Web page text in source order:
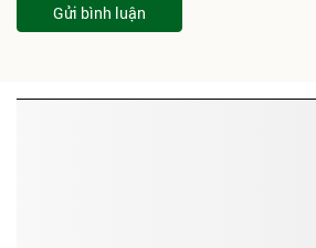
Gửi bình luận